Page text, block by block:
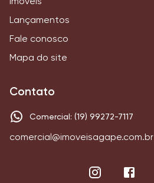
Lançamentos
Fale conosco
Mapa do site
Contato
Comercial: (19) 99272-7117
comercial@imoveisagape.com.br